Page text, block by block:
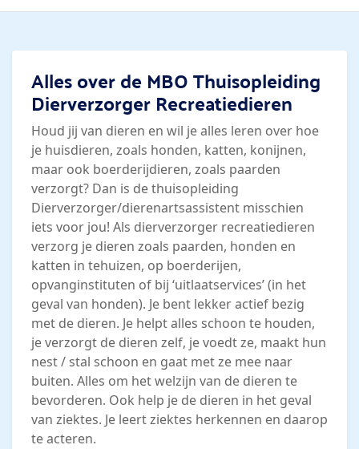
Alles over de MBO Thuisopleiding
Dierverzorger Recreatiedieren
Houd jij van dieren en wil je alles leren over hoe
je huisdieren, zoals honden, katten, konijnen,
maar ook boerderijdieren, zoals paarden
verzorgt? Dan is de thuisopleiding
Dierverzorger/dierenartsassistent misschien
iets voor jou! Als dierverzorger recreatiedieren
verzorg je dieren zoals paarden, honden en
katten in tehuizen, op boerderijen,
opvanginstituten of bij ‘uitlaatservices’ (in het
geval van honden). Je bent lekker actief bezig
met de dieren. Je helpt alles schoon te houden,
je verzorgt de dieren zelf, je voedt ze, maakt hun
nest / stal schoon en gaat met ze mee naar
buiten. Alles om het welzijn van de dieren te
bevorderen. Ook help je de dieren in het geval
van ziektes. Je leert ziektes herkennen en daarop
te acteren.